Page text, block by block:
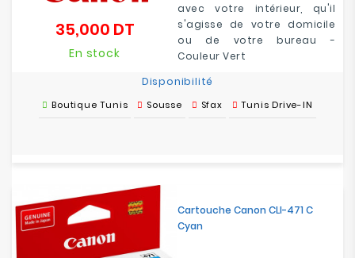
avec votre intérieur, qu'il
s'agisse de votre domicile
ou de votre bureau -
Couleur Vert
35,000 DTPrix
En stock
Disponibilité
Boutique Tunis Sousse Sfax Tunis Drive-IN
Cartouche Canon CLI-471 C
Cyan